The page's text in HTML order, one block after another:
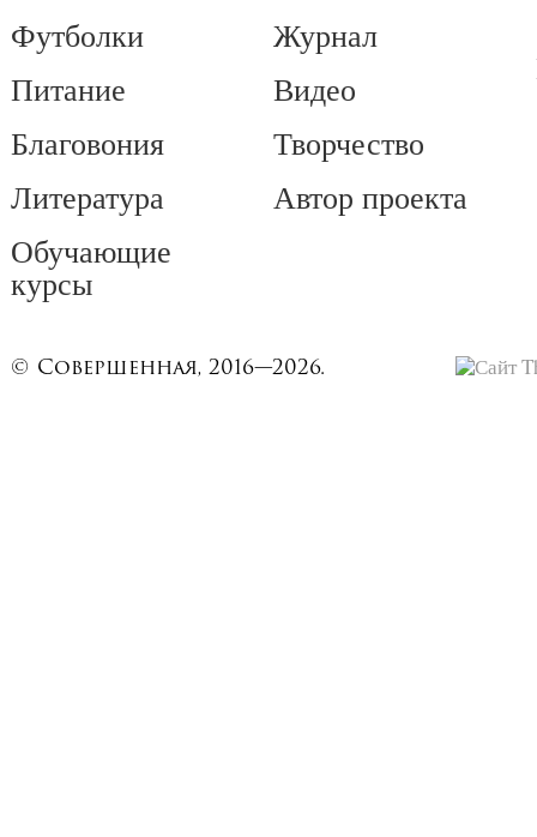
Футболки
Питание
Благовония
Литература
Обучающие
курсы
Журнал
Видео
Творчество
Автор проекта
© Совершенная, 2016—2026.